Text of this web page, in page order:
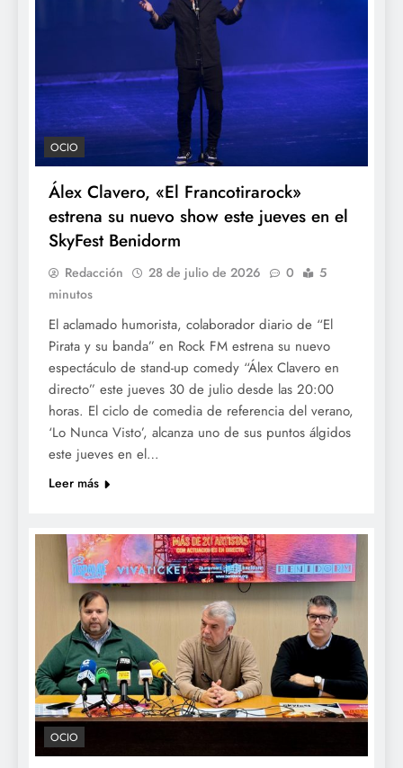
OCIO
Álex Clavero, «El Francotirarock»
estrena su nuevo show este jueves en el
SkyFest Benidorm
Redacción 28 de julio de 2026 0
5
minutos
El aclamado humorista, colaborador diario de “El
Pirata y su banda” en Rock FM estrena su nuevo
espectáculo de stand-up comedy “Álex Clavero en
directo” este jueves 30 de julio desde las 20:00
horas. El ciclo de comedia de referencia del verano,
‘Lo Nunca Visto’, alcanza uno de sus puntos álgidos
este jueves en el…
Leer más
OCIO